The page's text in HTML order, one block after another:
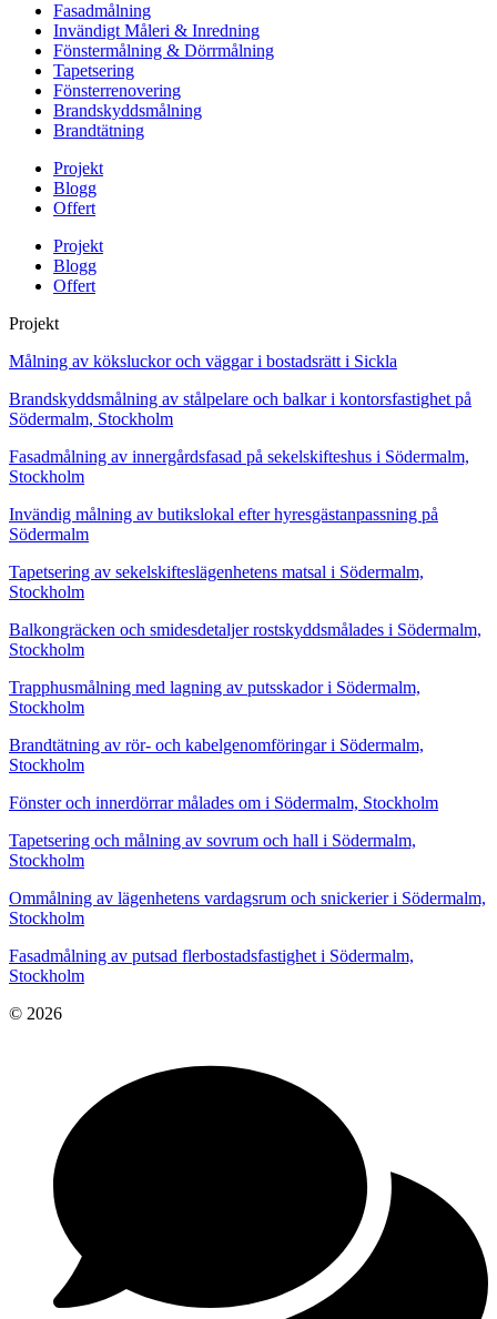
Fasadmålning
Invändigt Måleri & Inredning
Fönstermålning & Dörrmålning
Tapetsering
Fönsterrenovering
Brandskyddsmålning
Brandtätning
Projekt
Blogg
Offert
Projekt
Blogg
Offert
Projekt
Målning av köksluckor och väggar i bostadsrätt i Sickla
Brandskyddsmålning av stålpelare och balkar i kontorsfastighet på
Södermalm, Stockholm
Fasadmålning av innergårdsfasad på sekelskifteshus i Södermalm,
Stockholm
Invändig målning av butikslokal efter hyresgästanpassning på
Södermalm
Tapetsering av sekelskifteslägenhetens matsal i Södermalm,
Stockholm
Balkongräcken och smidesdetaljer rostskyddsmålades i Södermalm,
Stockholm
Trapphusmålning med lagning av putsskador i Södermalm,
Stockholm
Brandtätning av rör- och kabelgenomföringar i Södermalm,
Stockholm
Fönster och innerdörrar målades om i Södermalm, Stockholm
Tapetsering och målning av sovrum och hall i Södermalm,
Stockholm
Ommålning av lägenhetens vardagsrum och snickerier i Södermalm,
Stockholm
Fasadmålning av putsad flerbostadsfastighet i Södermalm,
Stockholm
© 2026